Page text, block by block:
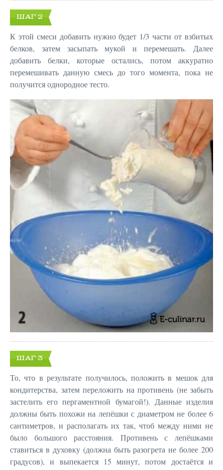
ШАГ 2
К этой смеси добавить нужно будет 1/3 части от взбитых
белков, затем засыпать мукой и перемешать. Далее
добавить белки, которые остались, потом аккуратно
перемешивать данную смесь до того момента, пока не
получится однородное тесто.
ШАГ 3
То, что в результате получилось, положить в мешок для
кондитерства, затем переложить на противень (не забыть
застелить его пергаментной бумагой!). Данные изделия
должны быть похожи на лепёшки с диаметром не более 6
сантиметров, и располагать их так, чтоб между ними не
было большого расстояния. Противень с лепёшками
ставиться в духовку (должна быть разогрета не более 200
градусов), и выпекается 15 минут, потом достаётся и